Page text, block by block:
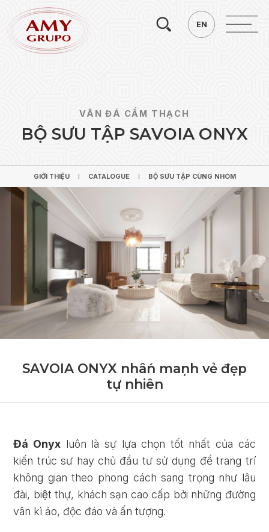
EN
VÂN ĐÁ CẨM THẠCH
BỘ SƯU TẬP SAVOIA ONYX
GIỚI THIỆU
GIỚI THIỆU
CATALOGUE BỘ SƯU TẬP CÙNG NHÓM
BỘ SƯU TẬP CÙNG NHÓM
SAVOIA ONYX nhân manh vẻ đẹp
tự nhiên
Đá Onyx luôn là sự lựa chọn tốt nhất của các
kiến trúc sư hay chủ đầu tư sử dụng để trang trí
không gian theo phong cách sang trọng như lâu
đài, biệt thự, khách sạn cao cấp bởi những đường
vân kì ảo, độc đáo và ấn tượng.
Tìm